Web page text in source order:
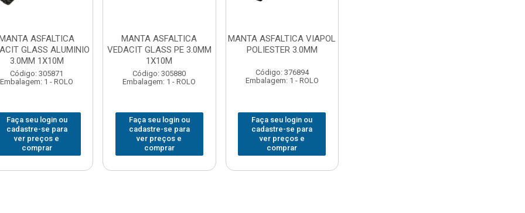
ASFALTICA
GLASS ALUMINIO
3.0MM 1X10M
Código: 305871
Embalagem: 1 - ROLO
Faça seu login ou
cadastre-se para
ver preços e
comprar
MANTA ASFALTICA
VEDACIT GLASS PE 3.0MM
1X10M
Código: 305880
Embalagem: 1 - ROLO
Faça seu login ou
cadastre-se para
ver preços e
comprar
MANTA ASFALTICA VIAPOL
POLIESTER 3.0MM
Código: 376894
Embalagem: 1 - ROLO
Faça seu login ou
cadastre-se para
ver preços e
comprar